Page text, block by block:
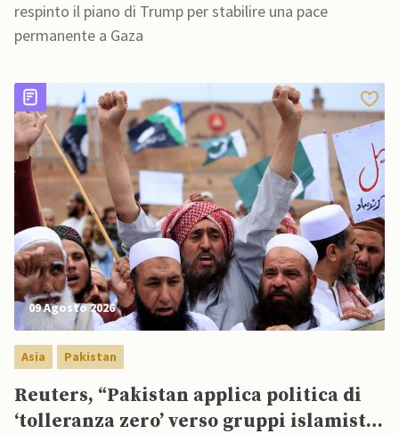
respinto il piano di Trump per stabilire una pace
permanente a Gaza
09 Agosto 2026
Asia Pakistan
Reuters, “Pakistan applica politica di
‘tolleranza zero’ verso gruppi islamisti: